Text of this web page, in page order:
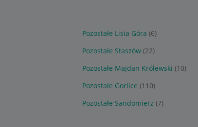
Pozostałe Lisia Góra (6)
Pozostałe Staszów (22)
Pozostałe Majdan Królewski (10)
Pozostałe Gorlice (110)
Pozostałe Sandomierz (7)